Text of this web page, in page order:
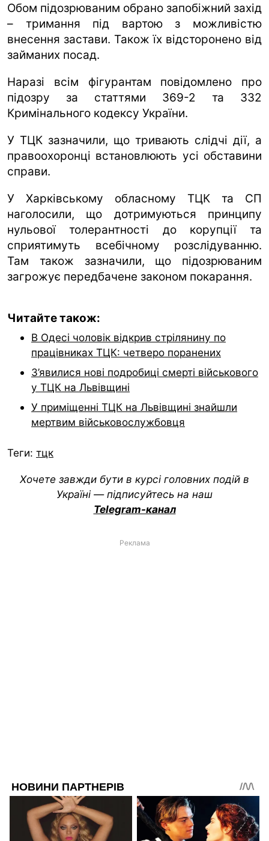
Обом підозрюваним обрано запобіжний захід
– тримання під вартою з можливістю
внесення застави. Також їх відсторонено від
займаних посад.
Наразі всім фігурантам повідомлено про
підозру за статтями 369-2 та 332
Кримінального кодексу України.
У ТЦК зазначили, що тривають слідчі дії, а
правоохоронці встановлюють усі обставини
справи.
У Харківському обласному ТЦК та СП
наголосили, що дотримуються принципу
нульової толерантності до корупції та
сприятимуть всебічному розслідуванню.
Там також зазначили, що підозрюваним
загрожує передбачене законом покарання.
Читайте також:
В Одесі чоловік відкрив стрілянину по
працівниках ТЦК: четверо поранених
З’явилися нові подробиці смерті військового
у ТЦК на Львівщині
У приміщенні ТЦК на Львівщині знайшли
мертвим військовослужбовця
Теги: тцк
Хочете завжди бути в курсі головних подій в
Україні — підписуйтесь на наш
Telegram-канал
Реклама